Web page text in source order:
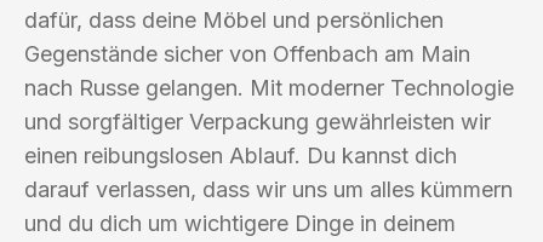
dafür, dass deine Möbel und persönlichen
Gegenstände sicher von Offenbach am Main
nach Russe gelangen. Mit moderner Technologie
und sorgfältiger Verpackung gewährleisten wir
einen reibungslosen Ablauf. Du kannst dich
darauf verlassen, dass wir uns um alles kümmern
und du dich um wichtigere Dinge in deinem